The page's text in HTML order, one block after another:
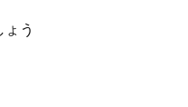
う